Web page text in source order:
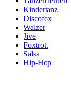
InternetKindertanz
Discofox
Walzer
Jive
Foxtrott
Salsa
Hip-Hop